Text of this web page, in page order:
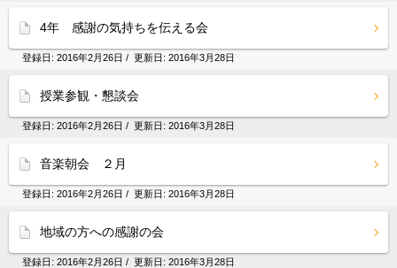
4年 感謝の気持ちを伝える会
登録日: 2016年2月26日 / 更新日: 2016年3月28日
授業参観・懇談会
登録日: 2016年2月26日 / 更新日: 2016年3月28日
音楽朝会 ２月
登録日: 2016年2月26日 / 更新日: 2016年3月28日
地域の方への感謝の会
登録日: 2016年2月26日 / 更新日: 2016年3月28日